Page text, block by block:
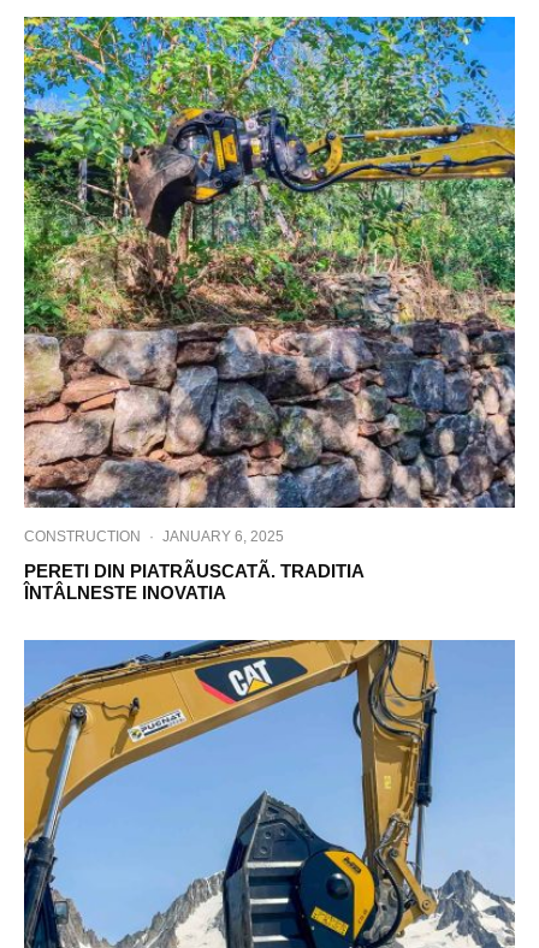
CONSTRUCTION · JANUARY 6, 2025
PERETI DIN PIATRÃUSCATÃ. TRADITIA
ÎNTÂLNESTE INOVATIA